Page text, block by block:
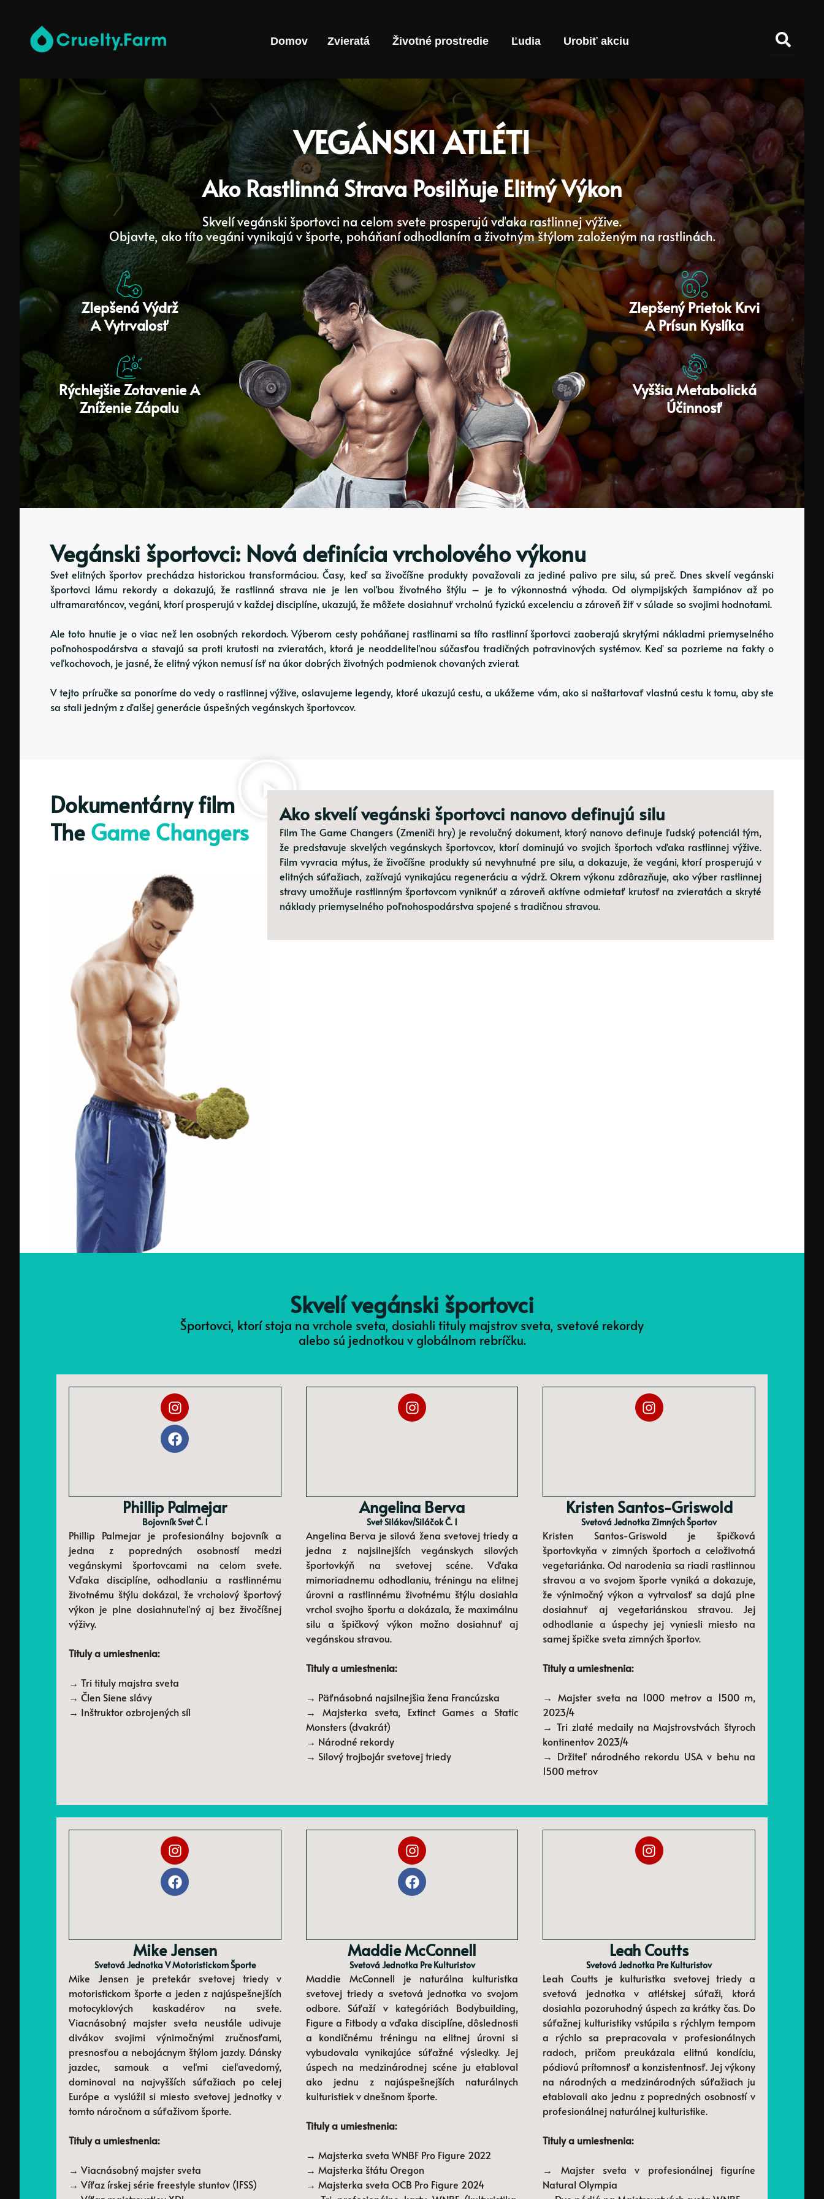
Domov Zvieratá Životné prostredie Ľudia Urobiť akciu
VEGÁNSKI ATLÉTI
Ako Rastlinná Strava Posilňuje Elitný Výkon
Skvelí vegánski športovci na celom svete prosperujú vďaka rastlinnej výžive.
Objavte, ako títo vegáni vynikajú v športe, poháňaní odhodlaním a životným štýlom založeným na rastlinách.
Zlepšená Výdrž
A Vytrvalosť
Rýchlejšie Zotavenie A
Zníženie Zápalu
Zlepšený Prietok Krvi
A Prísun Kyslíka
Vyššia Metabolická
Účinnosť
Vegánski športovci: Nová definícia vrcholového výkonu
Svet elitných športov prechádza historickou transformáciou. Časy, keď sa živočíšne produkty považovali za jediné palivo pre silu, sú preč. Dnes skvelí vegánski
športovci lámu rekordy a dokazujú, že rastlinná strava nie je len voľbou životného štýlu – je to výkonnostná výhoda. Od olympijských šampiónov až po
ultramaratóncov, vegáni, ktorí prosperujú v každej disciplíne, ukazujú, že môžete dosiahnuť vrcholnú fyzickú excelenciu a zároveň žiť v súlade so svojimi hodnotami.
Ale toto hnutie je o viac než len osobných rekordoch. Výberom cesty poháňanej rastlinami sa títo rastlinní športovci zaoberajú skrytými nákladmi priemyselného
poľnohospodárstva a stavajú sa proti krutosti na zvieratách, ktorá je neoddeliteľnou súčasťou tradičných potravinových systémov. Keď sa pozrieme na fakty o
veľkochovoch, je jasné, že elitný výkon nemusí ísť na úkor dobrých životných podmienok chovaných zvierat.
V tejto príručke sa ponoríme do vedy o rastlinnej výžive, oslavujeme legendy, ktoré ukazujú cestu, a ukážeme vám, ako si naštartovať vlastnú cestu k tomu, aby ste
sa stali jedným z ďalšej generácie úspešných vegánskych športovcov.
Dokumentárny film
The Game Changers
Ako skvelí vegánski športovci nanovo definujú silu
Film The Game Changers (Zmeniči hry) je revolučný dokument, ktorý nanovo definuje ľudský potenciál tým,
že predstavuje skvelých vegánskych športovcov, ktorí dominujú vo svojich športoch vďaka rastlinnej výžive.
Film vyvracia mýtus, že živočíšne produkty sú nevyhnutné pre silu, a dokazuje, že vegáni, ktorí prosperujú v
elitných súťažiach, zažívajú vynikajúcu regeneráciu a výdrž. Okrem výkonu zdôrazňuje, ako výber rastlinnej
stravy umožňuje rastlinným športovcom vyniknúť a zároveň aktívne odmietať krutosť na zvieratách a skryté
náklady priemyselného poľnohospodárstva spojené s tradičnou stravou.
Skvelí vegánski športovci
Športovci, ktorí stoja na vrchole sveta, dosiahli tituly majstrov sveta, svetové rekordy
alebo sú jednotkou v globálnom rebríčku.
Phillip Palmejar
Bojovník Svet Č. 1
Phillip Palmejar je profesionálny bojovník a
jedna z popredných osobností medzi
vegánskymi športovcami na celom svete.
Vďaka disciplíne, odhodlaniu a rastlinnému
životnému štýlu dokázal, že vrcholový športový
výkon je plne dosiahnuteľný aj bez živočíšnej
výživy.
Tituly a umiestnenia:
→ Tri tituly majstra sveta
→ Člen Siene slávy
→ Inštruktor ozbrojených síl
Angelina Berva
Svet Silákov/siláčok Č. 1
Angelina Berva je silová žena svetovej triedy a
jedna z najsilnejších vegánskych silových
športovkýň na svetovej scéne. Vďaka
mimoriadnemu odhodlaniu, tréningu na elitnej
úrovni a rastlinnému životnému štýlu dosiahla
vrchol svojho športu a dokázala, že maximálnu
silu a špičkový výkon možno dosiahnuť aj
vegánskou stravou.
Tituly a umiestnenia:
→ Päťnásobná najsilnejšia žena Francúzska
→ Majsterka sveta, Extinct Games a Static
Monsters (dvakrát)
→ Národné rekordy
→ Silový trojbojár svetovej triedy
Kristen Santos-Griswold
Svetová Jednotka Zimných Športov
Kristen Santos-Griswold je špičková
športovkyňa v zimných športoch a celoživotná
vegetariánka. Od narodenia sa riadi rastlinnou
stravou a vo svojom športe vyniká a dokazuje,
že výnimočný výkon a vytrvalosť sa dajú plne
dosiahnuť aj vegetariánskou stravou. Jej
odhodlanie a úspechy jej vyniesli miesto na
samej špičke sveta zimných športov.
Tituly a umiestnenia:
→ Majster sveta na 1000 metrov a 1500 m,
2023/4
→ Tri zlaté medaily na Majstrovstvách štyroch
kontinentov 2023/4
→ Držiteľ národného rekordu USA v behu na
1500 metrov
Mike Jensen
Svetová Jednotka V Motoristickom Športe
Mike Jensen je pretekár svetovej triedy v
motoristickom športe a jeden z najúspešnejších
motocyklových kaskadérov na svete.
Viacnásobný majster sveta neustále udivuje
divákov svojimi výnimočnými zručnosťami,
presnosťou a nebojácnym štýlom jazdy. Dánsky
jazdec, samouk a veľmi cieľavedomý,
dominoval na najvyšších súťažiach po celej
Európe a vyslúžil si miesto svetovej jednotky v
tomto náročnom a súťaživom športe.
Tituly a umiestnenia:
→ Viacnásobný majster sveta
→ Víťaz írskej série freestyle stuntov (IFSS)
Maddie McConnell
Svetová Jednotka Pre Kulturistov
Maddie McConnell je naturálna kulturistka
svetovej triedy a svetová jednotka vo svojom
odbore. Súťaží v kategóriách Bodybuilding,
Figure a Fitbody a vďaka disciplíne, dôslednosti
a kondičnému tréningu na elitnej úrovni si
vybudovala vynikajúce súťažné výsledky. Jej
úspech na medzinárodnej scéne ju etabloval
ako jednu z najúspešnejších naturálnych
kulturistiek v dnešnom športe.
Tituly a umiestnenia:
→ Majsterka sveta WNBF Pro Figure 2022
→ Majsterka štátu Oregon
→ Majsterka sveta OCB Pro Figure 2024
Leah Coutts
Svetová Jednotka Pre Kulturistov
Leah Coutts je kulturistka svetovej triedy a
svetová jednotka v atlétskej súťaži, ktorá
dosiahla pozoruhodný úspech za krátky čas. Do
súťažnej kulturistiky vstúpila s rýchlym tempom
a rýchlo sa prepracovala v profesionálnych
radoch, pričom preukázala elitnú kondíciu,
pódiovú prítomnosť a konzistentnosť. Jej výkony
na národných a medzinárodných súťažiach ju
etablovali ako jednu z popredných osobností v
profesionálnej naturálnej kulturistike.
Tituly a umiestnenia:
→ Majster sveta v profesionálnej figuríne
Natural Olympia